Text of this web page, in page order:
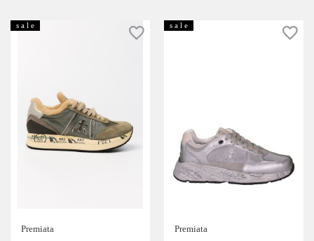
s a l e
Premiata
s a l e
Premiata